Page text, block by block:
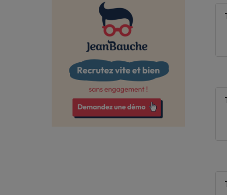
Calvados
Charente
Charente-Maritime
Corrèze